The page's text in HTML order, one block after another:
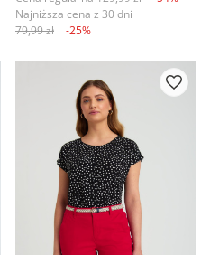
Najniższa cena z 30 dni
79,99 zł
-25%